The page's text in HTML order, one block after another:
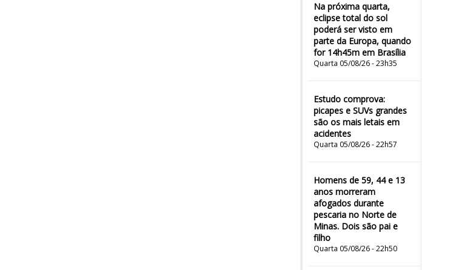
Na próxima quarta,
eclipse total do sol
poderá ser visto em
parte da Europa, quando
for 14h45m em Brasília
Quarta 05/08/26 - 23h35
Estudo comprova:
picapes e SUVs grandes
são os mais letais em
acidentes
Quarta 05/08/26 - 22h57
Homens de 59, 44 e 13
anos morreram
afogados durante
pescaria no Norte de
Minas. Dois são pai e
filho
Quarta 05/08/26 - 22h50